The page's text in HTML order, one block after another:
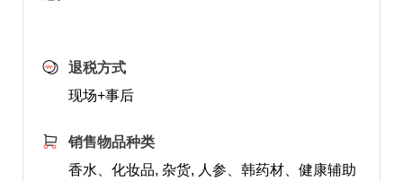
退税方式
现场+事后
销售物品种类
香水、化妆品, 杂货, 人参、韩药材、健康辅助